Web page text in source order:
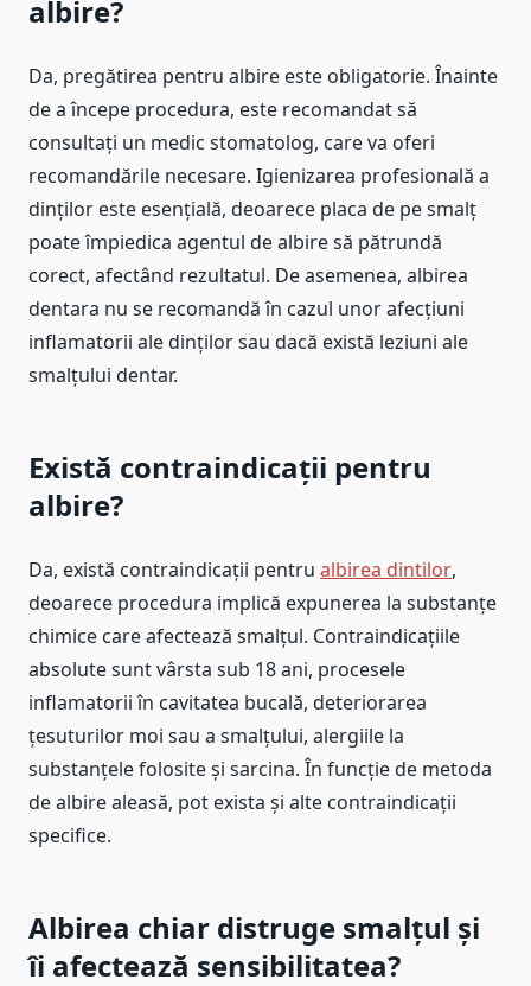
albire?
Da, pregătirea pentru albire este obligatorie. Înainte
de a începe procedura, este recomandat să
consultați un medic stomatolog, care va oferi
recomandările necesare. Igienizarea profesională a
dinților este esențială, deoarece placa de pe smalț
poate împiedica agentul de albire să pătrundă
corect, afectând rezultatul. De asemenea, albirea
dentara nu se recomandă în cazul unor afecțiuni
inflamatorii ale dinților sau dacă există leziuni ale
smalțului dentar.
Există contraindicații pentru
albire?
Da, există contraindicații pentru albirea dintilor,
deoarece procedura implică expunerea la substanțe
chimice care afectează smalțul. Contraindicațiile
absolute sunt vârsta sub 18 ani, procesele
inflamatorii în cavitatea bucală, deteriorarea
țesuturilor moi sau a smalțului, alergiile la
substanțele folosite și sarcina. În funcție de metoda
de albire aleasă, pot exista și alte contraindicații
specifice.
Albirea chiar distruge smalțul și
îi afectează sensibilitatea?